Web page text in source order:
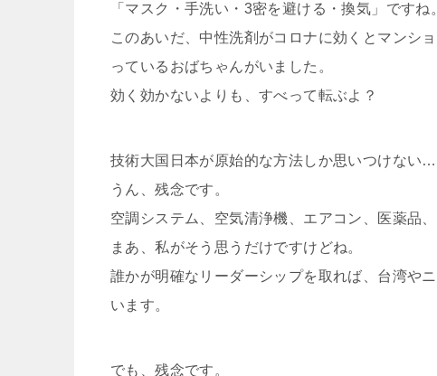
「マスク・手洗い・3密を避ける・換気」ですね。
このあいだ、中性洗剤がコロナに効くとマンシ
っているおばちゃんがいました。
効く効かないよりも、すべって転ぶよ？
技術大国日本が原始的な方法しか思いつけない…
うん、残念です。
空調システム、空気清浄機、エアコン、医薬品
まあ、私がそう思うだけですけどね。
誰かが明確なリーダーシップを取れば、台湾や
います。
でも、残念です。